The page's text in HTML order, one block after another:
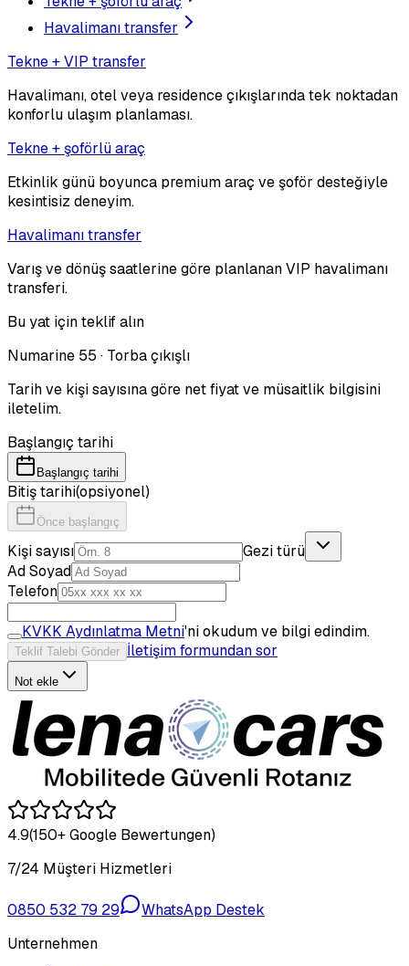
Havalimanı transfer
Tekne + VIP transfer
Havalimanı, otel veya residence çıkışlarında tek noktadan
konforlu ulaşım planlaması.
Tekne + şoförlü araç
Etkinlik günü boyunca premium araç ve şoför desteğiyle
kesintisiz deneyim.
Havalimanı transfer
Varış ve dönüş saatlerine göre planlanan VIP havalimanı
transferi.
Bu yat için teklif alın
Numarine 55 · Torba çıkışlı
Tarih ve kişi sayısına göre net fiyat ve müsaitlik bilgisini
iletelim.
Başlangıç tarihi
Başlangıç tarihi
Bitiş tarihi(opsiyonel)
Önce başlangıç
Kişi sayısı
Gezi türü
Ad Soyad
Telefon
KVKK Aydınlatma Metni'ni okudum ve bilgi edindim.
Teklif Talebi Gönder İletişim formundan sor
Not ekle
4.9(150+ Google Bewertungen)
7/24 Müşteri Hizmetleri
0850 532 79 29
WhatsApp Destek
Unternehmen